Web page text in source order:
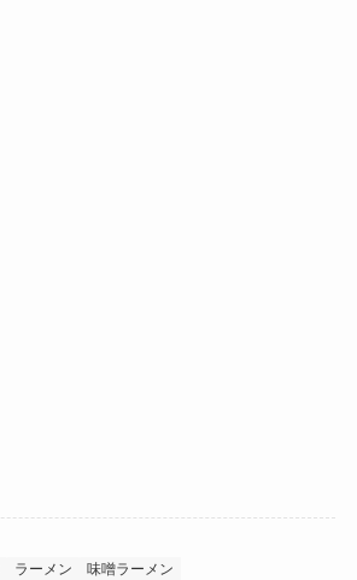
ラーメン 味噌ラーメン